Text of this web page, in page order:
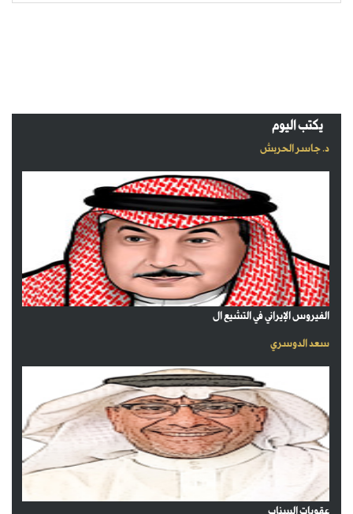
يكتب اليوم
د. جاسر الحربش
الفيروس الإيراني في التشيع ال
سعد الدوسري
عقوبات السناب